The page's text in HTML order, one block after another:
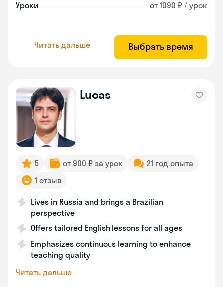
Уроки от 1090 ₽ / урок
Читать дальше Выбрать время
Lucas
5 от 900 ₽ за урок
21 год опыта
1 отзыв
Lives in Russia and brings a Brazilian
perspective
Offers tailored English lessons for all ages
Emphasizes continuous learning to enhance
teaching quality
Читать дальше